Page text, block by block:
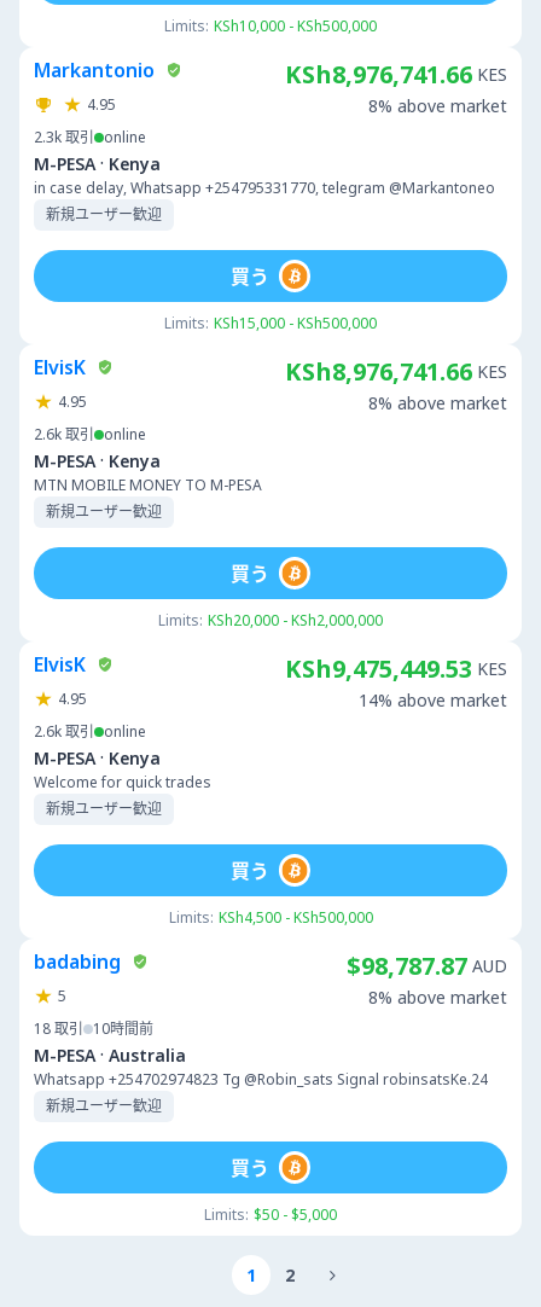
Limits: KSh10,000 - KSh500,000
Markantonio
4.95
2.3k取引 online
M-PESA · Kenya
in case delay, Whatsapp +254795331770, telegram @Markantoneo
新規ユーザー歓迎
KSh8,976,741.66 KES
8% above market
Limits: KSh15,000 - KSh500,000
買う
ElvisK
4.95
2.6k取引 online
M-PESA · Kenya
MTN MOBILE MONEY TO M-PESA
新規ユーザー歓迎
KSh8,976,741.66 KES
8% above market
Limits: KSh20,000 - KSh2,000,000
買う
ElvisK
4.95
2.6k取引 online
M-PESA · Kenya
Welcome for quick trades
新規ユーザー歓迎
KSh9,475,449.53 KES
14% above market
Limits: KSh4,500 - KSh500,000
買う
badabing
5
18取引 10時間前
M-PESA · Australia
Whatsapp +254702974823 Tg @Robin_sats Signal robinsatsKe.24
新規ユーザー歓迎
$98,787.87 AUD
8% above market
Limits: $50 - $5,000
買う
1 2 